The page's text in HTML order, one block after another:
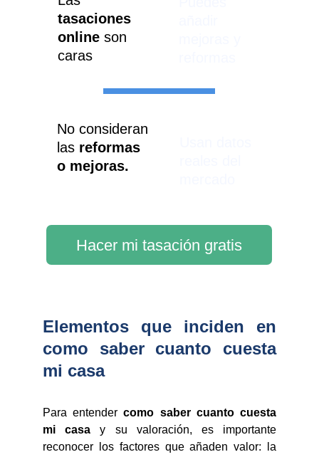
Hacer mi tasación gratis
tasaciones
online son
caras
No consideran
las reformas
o mejoras.
Elementos que inciden en
como saber cuanto cuesta
mi casa
Para entendercomo saber cuanto cuesta
mi casa y su valoración, es importante
reconocer los factores que añaden valor: la